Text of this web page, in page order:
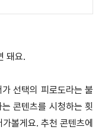
돼요.
선택의 피로도라는 불
콘텐츠를 시청하는 횟
볼게요. 추천 콘텐츠에